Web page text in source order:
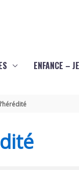
ENFANCE –